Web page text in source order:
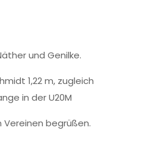
und Genilke.
1,22 m, zugleich
in der U20M
begrüßen.